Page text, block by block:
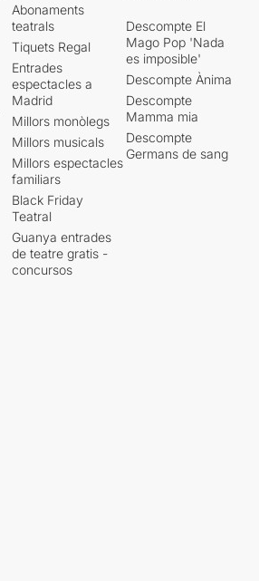
Abonaments
teatrals
Tiquets Regal
Entrades
espectacles a
Madrid
Millors monòlegs
Millors musicals
Millors espectacles
familiars
Black Friday
Teatral
Guanya entrades
de teatre gratis -
concursos
Descompte El
Mago Pop 'Nada
es imposible'
Descompte Ànima
Descompte
Mamma mia
Descompte
Germans de sang